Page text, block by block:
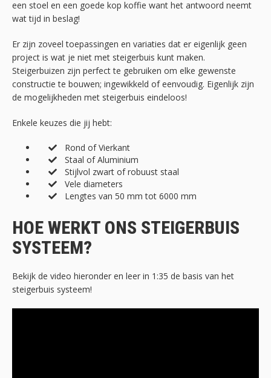
een stoel en een goede kop koffie want het antwoord neemt
wat tijd in beslag!
Er zijn zoveel toepassingen en variaties dat er eigenlijk geen
project is wat je niet met steigerbuis kunt maken.
Steigerbuizen zijn perfect te gebruiken om elke gewenste
constructie te bouwen; ingewikkeld of eenvoudig. Eigenlijk zijn
de mogelijkheden met steigerbuis eindeloos!
Enkele keuzes die jij hebt:
Rond of Vierkant
Staal of Aluminium
Stijlvol zwart of robuust staal
Vele diameters
Lengtes van 50 mm tot 6000 mm
HOE WERKT ONS STEIGERBUIS
SYSTEEM?
Bekijk de video hieronder en leer in 1:35 de basis van het
steigerbuis systeem!